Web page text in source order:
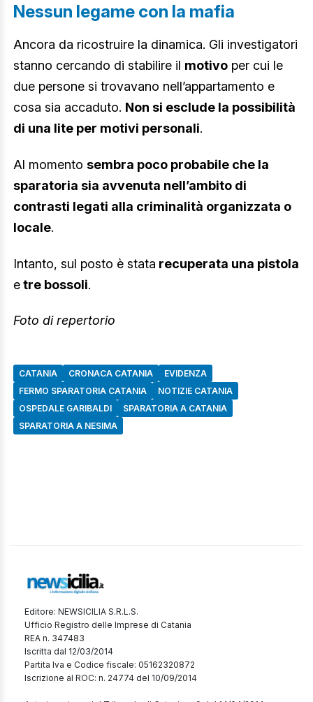
Nessun legame con la mafia
Ancora da ricostruire la dinamica. Gli investigatori
stanno cercando di stabilire il motivo per cui le
due persone si trovavano nell’appartamento e
cosa sia accaduto. Non si esclude la possibilità
di una lite per motivi personali.
Al momento sembra poco probabile che la
sparatoria sia avvenuta nell’ambito di
contrasti legati alla criminalità organizzata o
locale.
Intanto, sul posto è stata recuperata una pistola
etre bossoli.
Foto di repertorio
CATANIA CRONACA CATANIA
EVIDENZA
FERMO SPARATORIA CATANIA
NOTIZIE CATANIA
OSPEDALE GARIBALDI
SPARATORIA A CATANIA
SPARATORIA A NESIMA
Editore: NEWSICILIA S.R.L.S.
Ufficio Registro delle Imprese di Catania
REA n. 347483
Iscritta dal 12/03/2014
Partita Iva e Codice fiscale: 05162320872
Iscrizione al ROC: n. 24774 del 10/09/2014